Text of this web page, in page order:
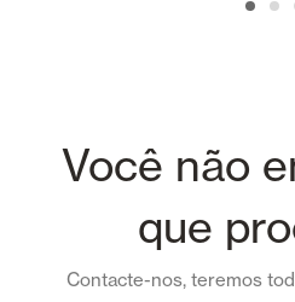
Você não
que
Contacte-nos, teremos